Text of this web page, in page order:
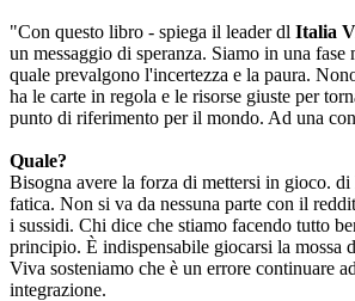
"Con questo libro - spiega il leader dl Italia
un messaggio di speranza. Siamo in una
quale prevalgono l'incertezza e la paura.
ha le carte in regola e le risorse giuste per
punto di riferimento per il mondo. Ad una
Quale?
Bisogna avere la forza di mettersi in gioco.
fatica. Non si va da nessuna parte con il
i sussidi. Chi dice che stiamo facendo tutto
principio. È indispensabile giocarsi la mossa
Viva sosteniamo che è un errore continuare
integrazione.